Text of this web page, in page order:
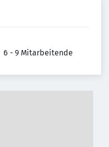
6 - 9 Mitarbeitende